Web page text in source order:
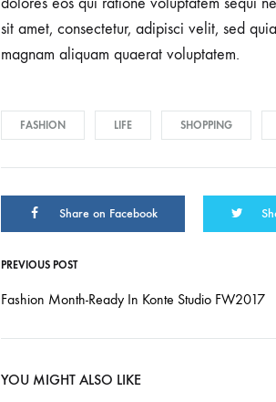
sit amet, consectetur, adipisci velit, sed
magnam aliquam quaerat voluptatem.
FASHION LIFE SHOPPING
Share on Facebook
Post
navigation
PREVIOUS POST
Fashion Month-Ready In Konte Studio FW2017
YOU MIGHT ALSO LIKE